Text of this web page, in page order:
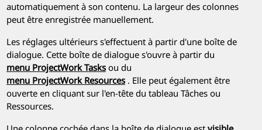
automatiquement à son contenu. La largeur des colonnes
peut être enregistrée manuellement.
Les réglages ultérieurs s'effectuent à partir d'une boîte de
dialogue. Cette boîte de dialogue s'ouvre à partir du
menu ProjectWork Tasksou du
menu ProjectWork Resources. Elle peut également être
ouverte en cliquant sur l'en-tête du tableau Tâches ou
Ressources.